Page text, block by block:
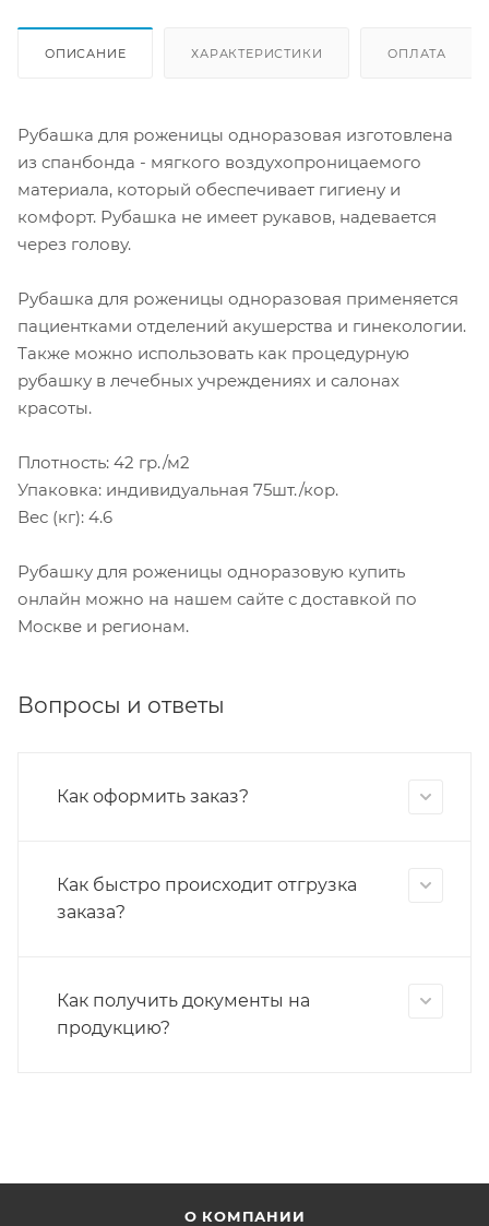
ОПИСАНИЕ ХАРАКТЕРИСТИКИ ОПЛАТА
Рубашка для роженицы одноразовая изготовлена
из спанбонда - мягкого воздухопроницаемого
материала, который обеспечивает гигиену и
комфорт. Рубашка не имеет рукавов, надевается
через голову.
Рубашка для роженицы одноразовая применяется
пациентками отделений акушерства и гинекологии.
Также можно использовать как процедурную
рубашку в лечебных учреждениях и салонах
красоты.
Плотность: 42 гр./м2
Упаковка: индивидуальная 75шт./кор.
Вес (кг): 4.6
Рубашку для роженицы одноразовую купить
онлайн можно на нашем сайте с доставкой по
Москве и регионам.
Вопросы и ответы
Как оформить заказ?
Как быстро происходит отгрузка
заказа?
Как получить документы на
продукцию?
О КОМПАНИИ